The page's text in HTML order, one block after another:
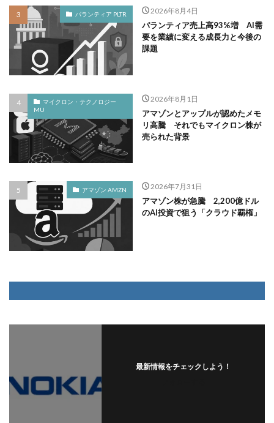
パランティア PLTR 2026年8月4日
パランティア売上高93%増 AI需
要を業績に変える成長力と今後の
課題
マイクロン・テクノロジー
MU
2026年8月1日
アマゾンとアップルが認めたメモ
リ高騰 それでもマイクロン株が
売られた背景
アマゾン AMZN 2026年7月31日
アマゾン株が急騰 2,200億ドル
のAI投資で狙う「クラウド覇権」
最新情報をチェックしよう！